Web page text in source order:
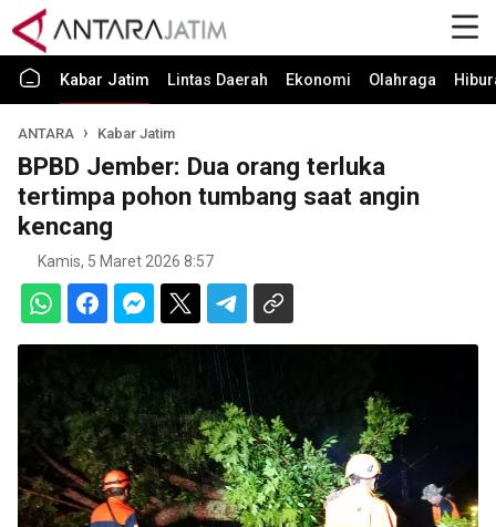
Kabar Jatim Lintas Daerah Ekonomi Olahraga
ANTARA Kabar Jatim
BPBD Jember: Dua orang terluka
tertimpa pohon tumbang saat angin
kencang
Kamis, 5 Maret 2026 8:57